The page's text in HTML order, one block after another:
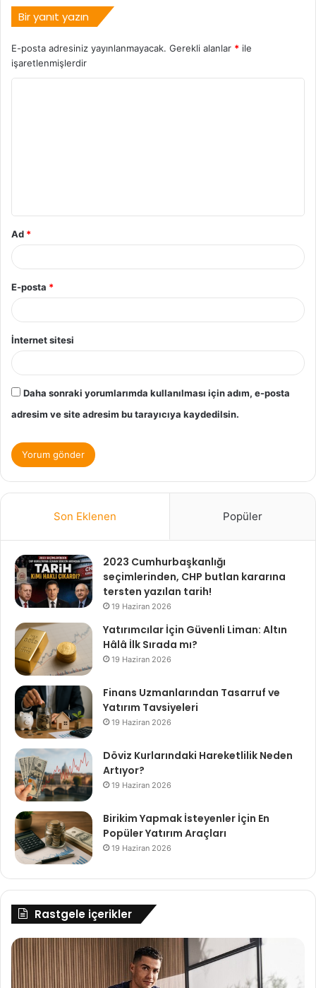
Bir yanıt yazın
E-posta adresiniz yayınlanmayacak. Gerekli alanlar * ile
işaretlenmişlerdir
Ad *
E-posta *
İnternet sitesi
Daha sonraki yorumlarımda kullanılması için adım, e-posta
adresim ve site adresim bu tarayıcıya kaydedilsin.
Son Eklenen Popüler
2023 Cumhurbaşkanlığı
seçimlerinden, CHP butlan kararına
tersten yazılan tarih!
19 Haziran 2026
Yatırımcılar İçin Güvenli Liman: Altın
Hâlâ İlk Sırada mı?
19 Haziran 2026
Finans Uzmanlarından Tasarruf ve
Yatırım Tavsiyeleri
19 Haziran 2026
Döviz Kurlarındaki Hareketlilik Neden
Artıyor?
19 Haziran 2026
Birikim Yapmak İsteyenler İçin En
Popüler Yatırım Araçları
19 Haziran 2026
Rastgele içerikler
Herbalife,
C.
Ronaldo'yla